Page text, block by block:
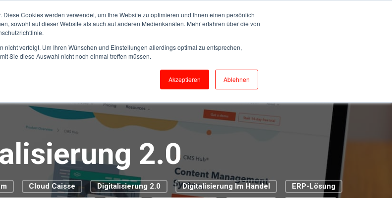
Cookies werden verwendet, um Ihre Website zu optimieren und Ihnen einen persönlich
sowohl auf dieser Website als auch auf anderen Medienkanälen. Mehr erfahren über die von
nicht verfolgt. Um Ihren Wünschen und Einstellungen allerdings optimal zu entsprechen,
Sie diese Auswahl nicht noch einmal treffen müssen.
Akzeptieren Ablehnen
FRANÇAIS - SUISSE
2.0
Cloud Caisse Digitalisierung 2.0 Digitalisierung Im Handel
ERP-Lösung